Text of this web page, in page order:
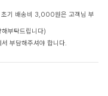
초기 배송비 3,000원은 고객님 부
부탁드립니다)
부담해주셔야 합니다.